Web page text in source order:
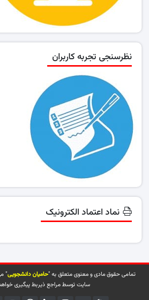
نظرسنجی تجربه کاربران
نماد اعتماد الکترونیک
تمامی حقوق مادی و معنوی متعلق به "حامیان دانشجویی"
سایت توسط مراجع ذیربط پیگیری